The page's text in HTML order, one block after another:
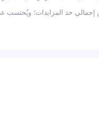
دولار — يعادل 10% من إجمالي حد